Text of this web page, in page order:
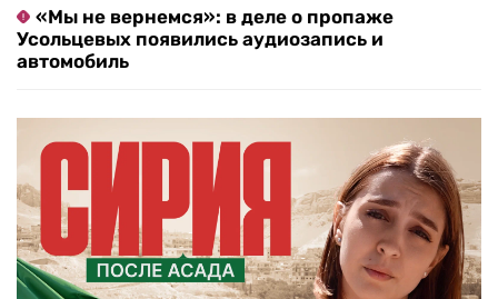
«Мы не вернемся»: в деле о пропаже
Усольцевых появились аудиозапись и
автомобиль